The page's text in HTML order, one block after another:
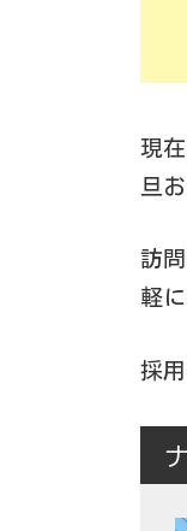
現
旦
訪
軽
採